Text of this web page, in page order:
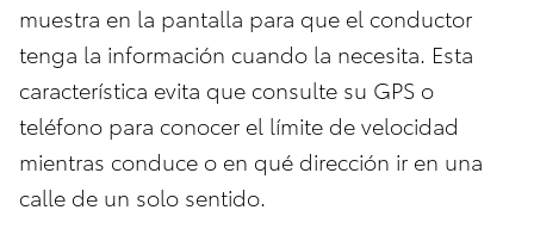
muestra en la pantalla para que el conductor
tenga la información cuando la necesita. Esta
característica evita que consulte su GPS o
teléfono para conocer el límite de velocidad
mientras conduce o en qué dirección ir en una
calle de un solo sentido.